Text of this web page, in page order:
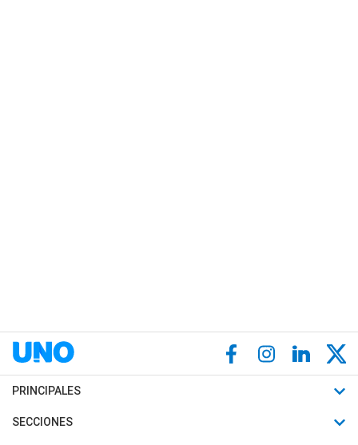
PRINCIPALES
Últimas Noticias
SECCIONES